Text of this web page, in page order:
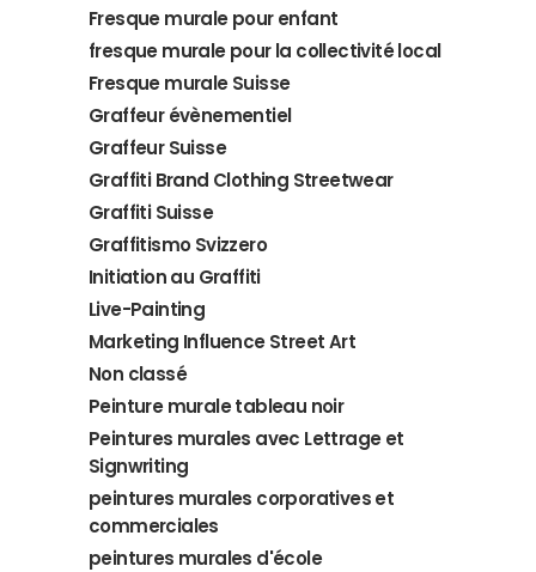
Fresque murale pour enfant
fresque murale pour la collectivité local
Fresque murale Suisse
Graffeur évènementiel
Graffeur Suisse
Graffiti Brand Clothing Streetwear
Graffiti Suisse
Graffitismo Svizzero
Initiation au Graffiti
Live-Painting
Marketing Influence Street Art
Non classé
Peinture murale tableau noir
Peintures murales avec Lettrage et
Signwriting
peintures murales corporatives et
commerciales
peintures murales d'école